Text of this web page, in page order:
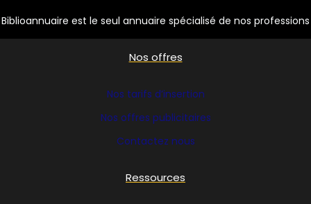
Biblioannuaire est le seul annuaire spécialisé de nos professions
Nos offres
Nos tarifs d’insertion
Nos offres publicitaires
Contactez nous
Ressources